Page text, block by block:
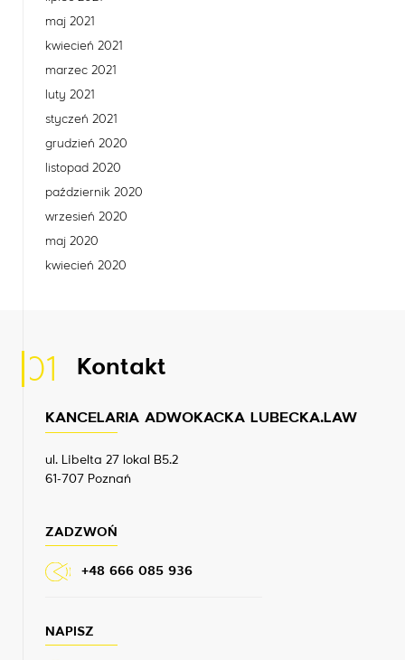
maj 2021
kwiecień 2021
marzec 2021
luty 2021
styczeń 2021
grudzień 2020
listopad 2020
październik 2020
wrzesień 2020
maj 2020
kwiecień 2020
01 Kontakt
KANCELARIA ADWOKACKA LUBECKA.LAW
ul. Libelta 27 lokal B5.2
61-707 Poznań
ZADZWOŃ
+48 666 085 936
NAPISZ